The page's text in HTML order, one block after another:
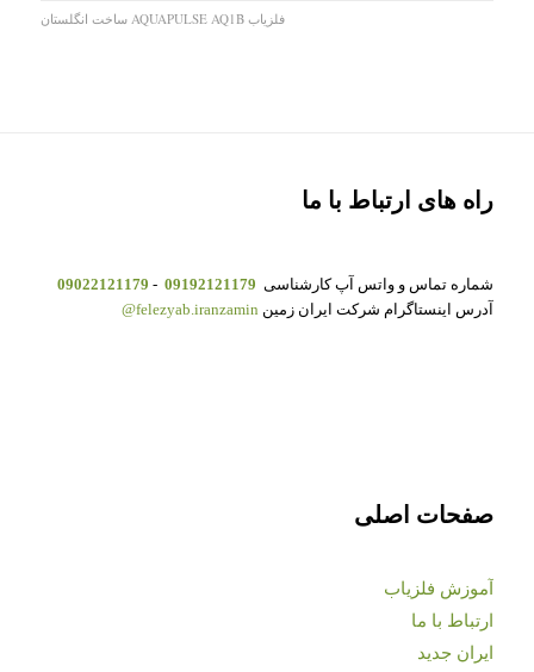
فلزیاب AQUAPULSE AQ1B ساخت انگلستان
راه های ارتباط با ما
شماره تماس و واتس آپ کارشناسی 09192121179
-
09022121179
آدرس اینستاگرام شرکت ایران زمین felezyab.iranzamin@
صفحات اصلی
آموزش فلزیاب
ارتباط با ما
ایران جدید